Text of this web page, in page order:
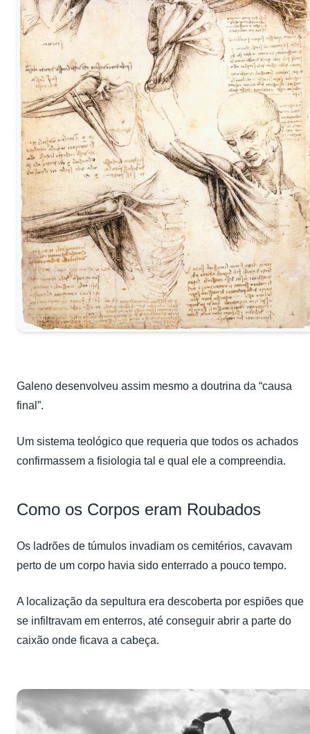
Galeno desenvolveu assim mesmo a doutrina da “causa
final”.
Um sistema teológico que requeria que todos os achados
confirmassem a fisiologia tal e qual ele a compreendia.
Como os Corpos eram Roubados
Os ladrões de túmulos invadiam os cemitérios, cavavam
perto de um corpo havia sido enterrado a pouco tempo.
A localização da sepultura era descoberta por espiões que
se infiltravam em enterros, até conseguir abrir a parte do
caixão onde ficava a cabeça.